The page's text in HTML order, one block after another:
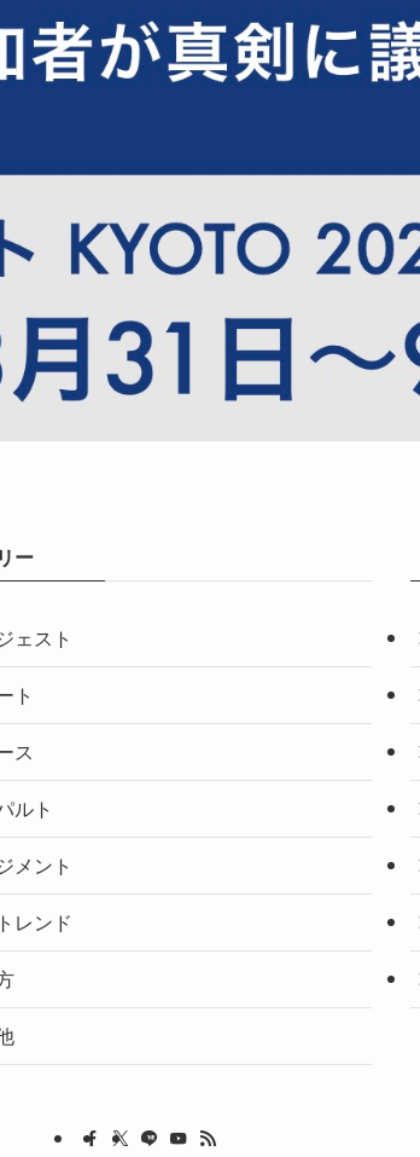
ー
ェスト
ト
ス
ルト
メント
レンド